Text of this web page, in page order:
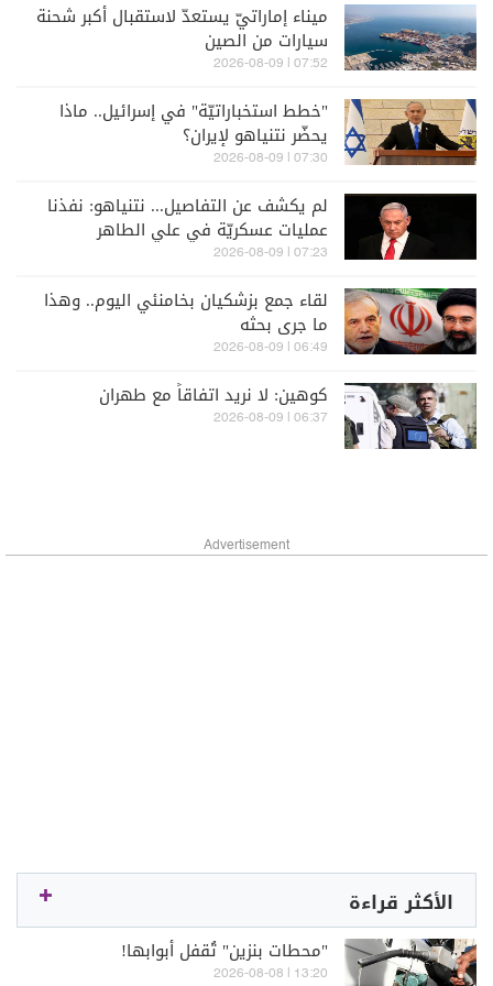
ميناء إماراتيّ يستعدّ لاستقبال أكبر شحنة
سيارات من الصين
07:52 | 2026-08-09
"خطط استخباراتيّة" في إسرائيل.. ماذا
يحضّر نتنياهو لإيران؟
07:30 | 2026-08-09
لم يكشف عن التفاصيل... نتنياهو: نفذنا
عمليات عسكريّة في علي الطاهر
07:23 | 2026-08-09
لقاء جمع بزشكيان بخامنئي اليوم.. وهذا
ما جرى بحثه
06:49 | 2026-08-09
كوهين: لا نريد اتفاقاً مع طهران
06:37 | 2026-08-09
Advertisement
الأكثر قراءة
"محطات بنزين" تُقفل أبوابها!
13:20 | 2026-08-08